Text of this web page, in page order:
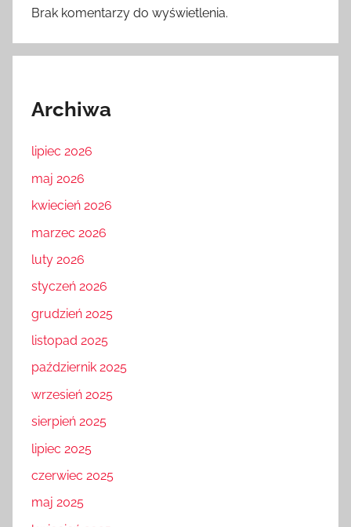
Brak komentarzy do wyświetlenia.
Archiwa
lipiec 2026
maj 2026
kwiecień 2026
marzec 2026
luty 2026
styczeń 2026
grudzień 2025
listopad 2025
październik 2025
wrzesień 2025
sierpień 2025
lipiec 2025
czerwiec 2025
maj 2025